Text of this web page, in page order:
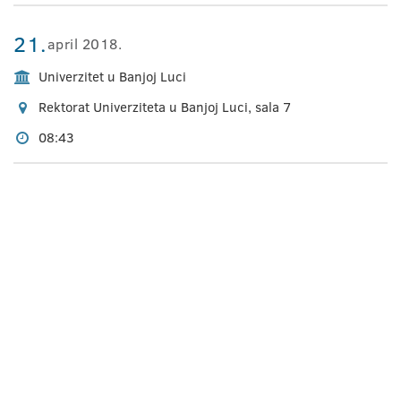
21.april 2018.
Univerzitet u Banjoj Luci
Rektorat Univerziteta u Banjoj Luci, sala 7
08:43